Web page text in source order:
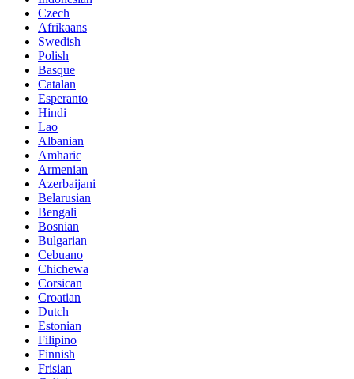
Czech
Afrikaans
Swedish
Polish
Basque
Catalan
Esperanto
Hindi
Lao
Albanian
Amharic
Armenian
Azerbaijani
Belarusian
Bengali
Bosnian
Bulgarian
Cebuano
Chichewa
Corsican
Croatian
Dutch
Estonian
Filipino
Finnish
Frisian